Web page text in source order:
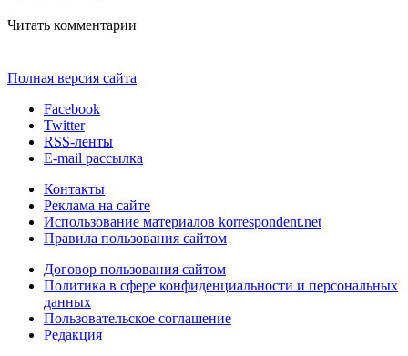
Читать комментарии
Полная версия сайта
Facebook
Twitter
RSS-ленты
E-mail рассылка
Контакты
Реклама на сайте
Использование материалов korrespondent.net
Правила пользования сайтом
Договор пользования сайтом
Политика в сфере конфиденциальности и персональных
данных
Пользовательское соглашение
Редакция